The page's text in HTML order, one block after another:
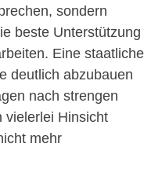
sondern
beste Unterstützung
Eine staatliche
deutlich abzubauen
nach strengen
vielerlei Hinsicht
mehr